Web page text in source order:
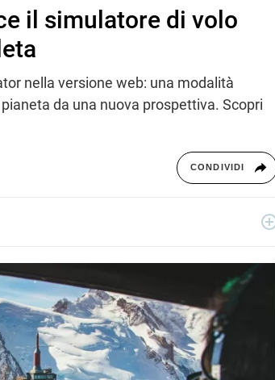
il simulatore di volo
nella versione web: una modalità
da una nuova prospettiva. Scopri
CONDIVIDI